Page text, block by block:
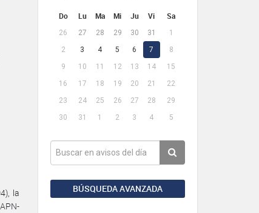
Do Lu Ma Mi Ju Vi Sa
26 27 28 29 30 31
1
2
3 4 5 6 7
8
9
10 11 12 13 14
15
16
17 18 19 20 21
22
23
24 25 26 27 28
29
30
31 1 2 3 4 5
BÚSQUEDA AVANZADA
la